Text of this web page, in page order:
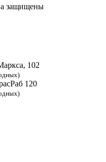
защищены
102
120